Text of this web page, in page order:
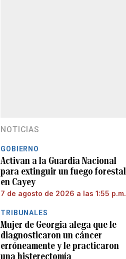
NOTICIAS
GOBIERNO
Activan a la Guardia Nacional
para extinguir un fuego forestal
en Cayey
7 de agosto de 2026 a las 1:55 p.m.
TRIBUNALES
Mujer de Georgia alega que le
diagnosticaron un cáncer
erróneamente y le practicaron
una histerectomía